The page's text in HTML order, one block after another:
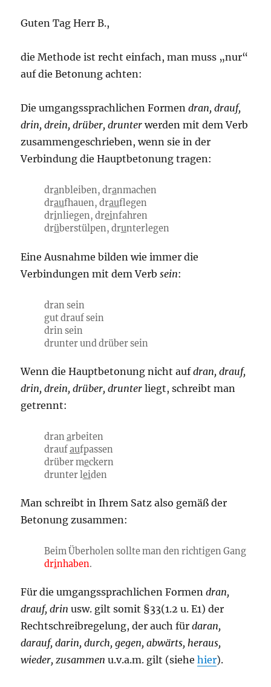
Guten Tag Herr B.,
die Methode ist recht einfach, man muss „nur“
auf die Betonung achten:
Die umgangssprachlichen Formendran, drauf,
drin, drein, drüber, drunter werden mit dem Verb
zusammengeschrieben, wenn sie in der
Verbindung die Hauptbetonung tragen:
dranbleiben, dranmachen
draufhauen, drauflegen
drinliegen, dreinfahren
drüberstülpen, drunterlegen
Eine Ausnahme bilden wie immer die
Verbindungen mit dem Verbsein:
dran sein
gut drauf sein
drin sein
drunter und drüber sein
Wenn die Hauptbetonung nicht aufdran, drauf,
drin, drein, drüber, drunter liegt, schreibt man
getrennt:
dran arbeiten
draufaufpassen
drüber meckern
drunter leiden
Man schreibt in Ihrem Satz also gemäß der
Betonung zusammen:
Beim Überholen sollte man den richtigen Gang
drinhaben.
Für die umgangssprachlichen Formendran,
drauf, drinusw. gilt somit §33(1.2 u. E1) der
Rechtschreibregelung, der auch fürdaran,
darauf, darin, durch, gegen, abwärts, heraus,
wieder, zusammen u.v.a.m. gilt (siehehier).